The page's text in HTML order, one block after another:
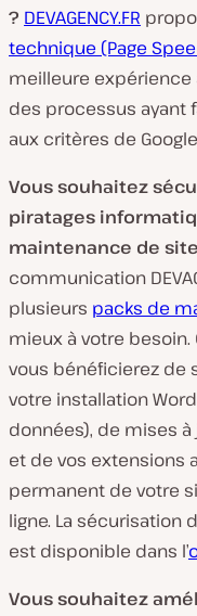
? DEVAGENCY.FR
technique (Page
meilleure expérience
des processus ayant
aux critères de
Vous souhaitez
piratages
maintenance de
communication
plusieurs packs de
mieux à votre besoin.
vous bénéficierez de
votre installation
données), de mises
et de vos extensions
permanent de votre
ligne. La sécurisation
est disponible dans l’
Vous souhaitez